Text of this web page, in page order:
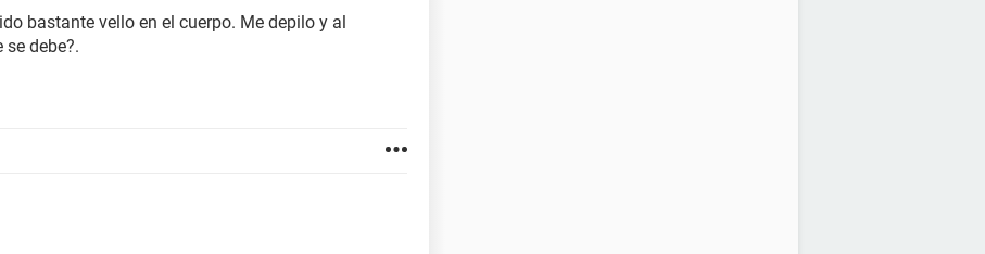
bastante vello en el cuerpo. Me depilo y al
debe?.